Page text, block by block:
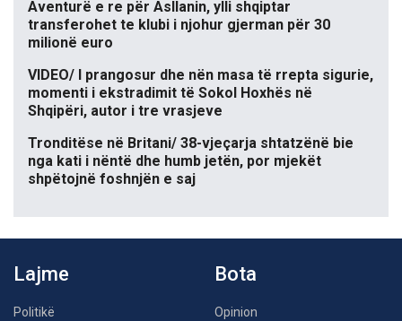
Aventurë e re për Asllanin, ylli shqiptar
transferohet te klubi i njohur gjerman për 30
milionë euro
VIDEO/ I prangosur dhe nën masa të rrepta sigurie,
momenti i ekstradimit të Sokol Hoxhës në
Shqipëri, autor i tre vrasjeve
Tronditëse në Britani/ 38-vjeçarja shtatzënë bie
nga kati i nëntë dhe humb jetën, por mjekët
shpëtojnë foshnjën e saj
Lajme
Politikë
Bota
Opinion